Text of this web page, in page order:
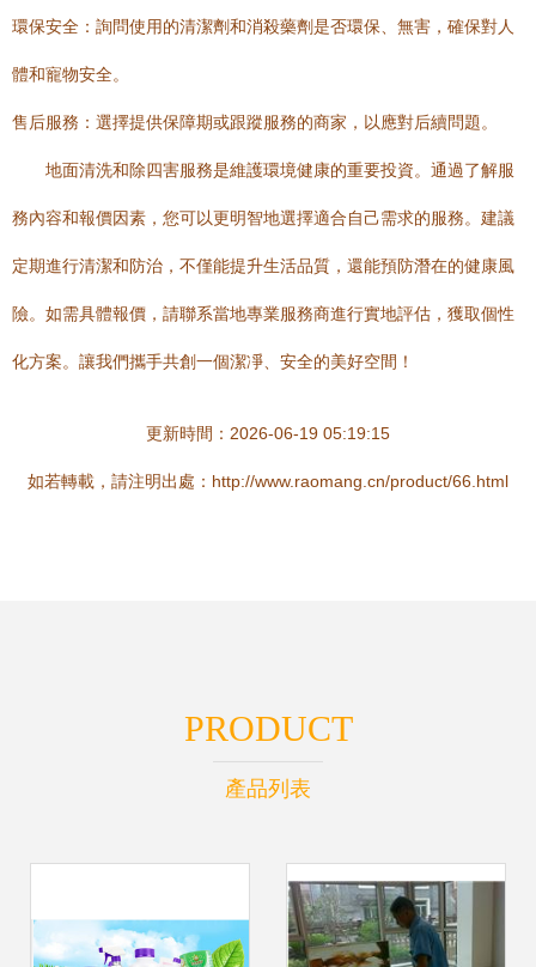
環保安全：詢問使用的清潔劑和消殺藥劑是否環保、無害，確保對人
體和寵物安全。
售后服務：選擇提供保障期或跟蹤服務的商家，以應對后續問題。
地面清洗和除四害服務是維護環境健康的重要投資。通過了解服
務內容和報價因素，您可以更明智地選擇適合自己需求的服務。建議
定期進行清潔和防治，不僅能提升生活品質，還能預防潛在的健康風
險。如需具體報價，請聯系當地專業服務商進行實地評估，獲取個性
化方案。讓我們攜手共創一個潔凈、安全的美好空間！
更新時間：2026-06-19 05:19:15
如若轉載，請注明出處：http://www.raomang.cn/product/66.html
PRODUCT
產品列表